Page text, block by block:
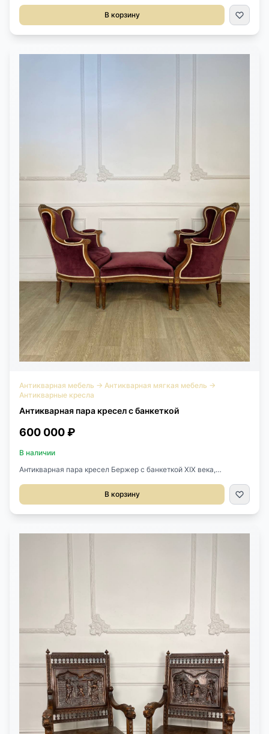
из массива ореха.Великолепная ткань благородного
цвета.Размер стула 49х56х89h см.Высота сиденья 47
В корзину
Антикварная мебель → Антикварная мягкая мебель →
Антикварные кресла
Антикварная пара кресел с банкеткой
600 000 ₽
В наличии
Антикварная пара кресел Бержер с банкеткой XIX века,
велюровая ткань очень красивого цвета.Размер кресла
68х68х90h см.Высота сиденья 48 см.Банкетка 66х66х40h см.Где
из дерева, с позолотой, резными элементами, мягкой спинкой и
хорошо сочетается с мебелью в стиле рококо, Louis XV, ампир,
комплект можно поставить рядом с журнальным столиком,
мебель становилась частью общей интерьерной
композиции.Как купитьКупить антикварную пару кресел с
банкеткой можно в нашем магазине Antik &amp; Brut.
представлена в России и проходит отбор по состоянию,
материалу и декоративной выразительности.Чтобы оформить
заказ, сообщите нам артикул товара или оставьте заявку на
странице карточки. Мы уточним условия покупки, доставки,
самовывоза и ответим на дополнительные вопросы.Если хотите
продолжить выбор, мы покажем похожие кресла с тканевой,
кожаной обивкой, ротангом, резных формах или в другом стиле.
Также можно посмотреть отзывы и подобрать комплект под уже
существующую мебель в гостиной или кабинете.
В корзину